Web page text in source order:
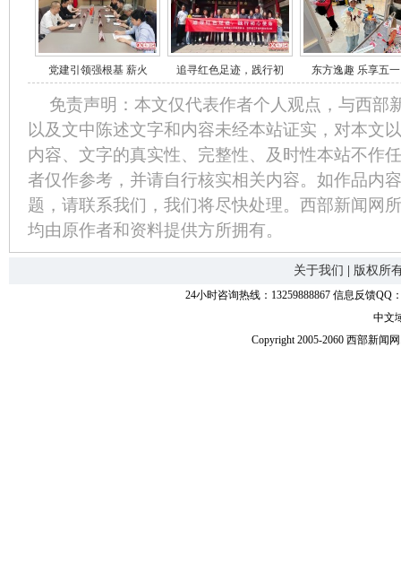
党建引领强根基 薪火 追寻红色足迹，践行初 东方逸趣 乐享五
免责声明：本文仅代表作者个人观点，与西部
以及文中陈述文字和内容未经本站证实，对本文
内容、文字的真实性、完整性、及时性本站不作
者仅作参考，并请自行核实相关内容。如作品内
题，请联系我们，我们将尽快处理。西部新闻网
均由原作者和资料提供方所拥有。
关于我们 版权所
24小时咨询热线：13259888867 信息反馈QQ
中文
Copyright 2005-2060 西部新闻